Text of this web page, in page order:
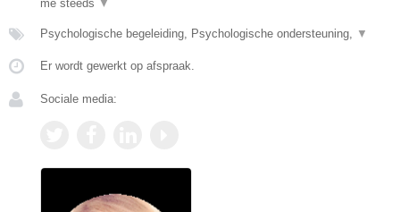
me steeds ▼
Psychologische begeleiding, Psychologische ondersteuning, ▼
Er wordt gewerkt op afspraak.
Sociale media: